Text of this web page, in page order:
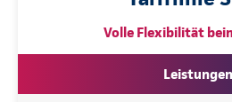
Volle Flexibilität